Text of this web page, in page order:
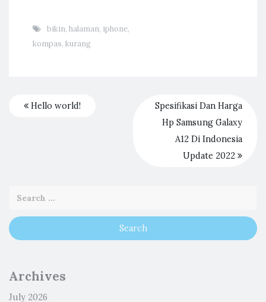
bikin, halaman, iphone,
kompas, kurang
Hello world!
Spesifikasi Dan Harga
Hp Samsung Galaxy
A12 Di Indonesia
Update 2022
Archives
July 2026